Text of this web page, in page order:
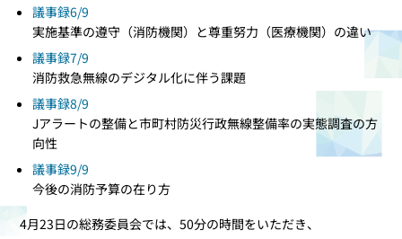
議事録6/9
実施基準の遵守（消防機関）と尊重努力（医療機関）の違い
議事録7/9
消防救急無線のデジタル化に伴う課題
議事録8/9
Jアラートの整備と市町村防災行政無線整備率の実態調査の方
向性
議事録9/9
今後の消防予算の在り方
4月23日の総務委員会では、50分の時間をいただき、